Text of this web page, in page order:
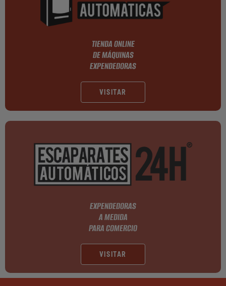
TIENDA ONLINE
DE MÁQUINAS
EXPENDEDORAS
VISITAR
EXPENDEDORAS
A MEDIDA
PARA COMERCIO
VISITAR